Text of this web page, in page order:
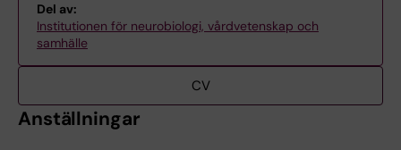
Del av:
Institutionen för neurobiologi, vårdvetenskap och
samhälle
CV
Anställningar